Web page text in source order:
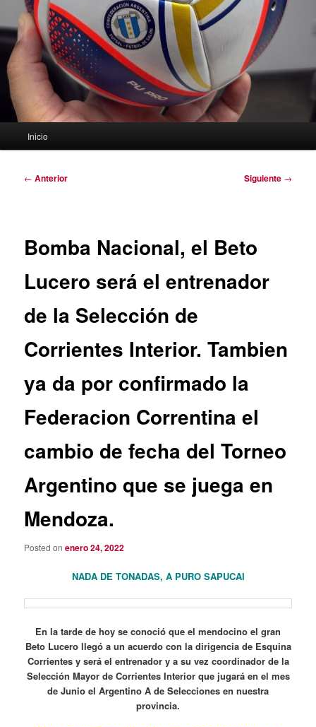
Inicio
Navegación
← Anterior Siguiente →
Bomba Nacional, el Beto
Lucero será el entrenador
de la Selección de
Corrientes Interior. Tambien
ya da por confirmado la
Federacion Correntina el
cambio de fecha del Torneo
Argentino que se juega en
Mendoza.
Posted onenero 24, 2022
NADA DE TONADAS, A PURO SAPUCAI
En la tarde de hoy se conoció que el mendocino el gran
Beto Lucero llegó a un acuerdo con la dirigencia de Esquina
Corrientes y será el entrenador y a su vez coordinador de la
Selección Mayor de Corrientes Interior que jugará en el mes
de Junio el Argentino A de Selecciones en nuestra
provincia.